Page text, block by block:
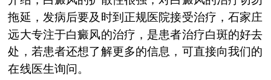
拖延，发病后要及时到正规医院接受治疗，石家庄
远大专注于白癜风的治疗，是患者治疗白斑的好去
处，若患者还想了解更多的信息，可直接向我们的
在线医生询问。